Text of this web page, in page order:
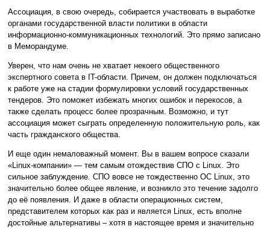
Ассоциация, в свою очередь, собирается участвовать в выработке
органами государственной власти политики в области
информационно-коммуникационных технологий. Это прямо записано
в Меморандуме.
Уверен, что нам очень не хватает некоего общественного
экспертного совета в IT-области. Причем, он должен подключаться
к работе уже на стадии формулировки условий государственных
тендеров. Это поможет избежать многих ошибок и перекосов, а
также сделать процесс более прозрачным. Возможно, и тут
ассоциация может сыграть определенную положительную роль, как
часть гражданского общества.
И еще один немаловажный момент. Вы в вашем вопросе сказали
«Linux-компании» — тем самым отождествив СПО с Linux. Это
сильное заблуждение. СПО вовсе не тождественно ОС Linux, это
значительно более общее явление, и возникло это течение задолго
до её появления. И даже в области операционных систем,
представителем которых как раз и является Linux, есть вполне
достойные альтернативы – хотя в настоящее время и значительно